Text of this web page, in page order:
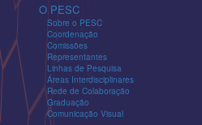
O PESC
Sobre o PESC
Coordenação
Comissões
Representantes
Linhas de Pesquisa
Áreas Interdisciplinares
Rede de Colaboração
Graduação
Comunicação Visual